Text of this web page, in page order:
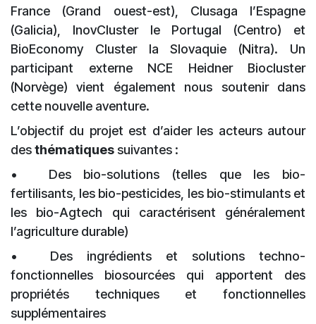
France (Grand ouest-est), Clusaga l’Espagne
(Galicia), InovCluster le Portugal (Centro) et
BioEconomy Cluster la Slovaquie (Nitra). Un
participant externe NCE Heidner Biocluster
(Norvège) vient également nous soutenir dans
cette nouvelle aventure.
L’objectif du projet est d’aider les acteurs autour
desthématiquessuivantes :
•
Des bio-solutions (telles que les bio-
fertilisants, les bio-pesticides, les bio-stimulants et
les bio-Agtech qui caractérisent généralement
l’agriculture durable)
•
Des ingrédients et solutions techno-
fonctionnelles biosourcées qui apportent des
propriétés techniques et fonctionnelles
supplémentaires